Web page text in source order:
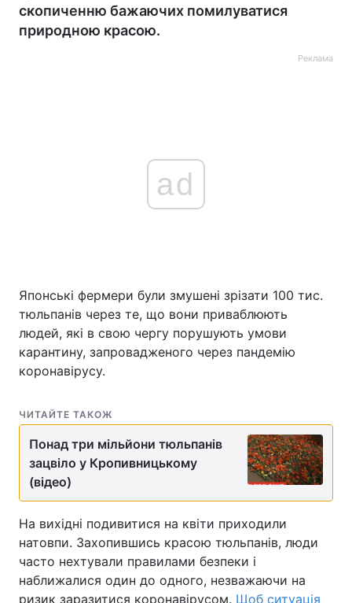
Головна Війна
Україна Політика
Спорт Наука
Техно і зв'язок
Зброя
Здоров'я Туризм
Цікавинки Погода
Екологія Регіони
скопиченню бажаючих помилуватися
природною красою.
Реклама
ad
Японські фермери були змушені зрізати 100 тис.
тюльпанів через те, що вони приваблюють
людей, які в свою чергу порушують умови
карантину, запровадженого через пандемію
коронавірусу.
ЧИТАЙТЕ ТАКОЖ
Понад три мільйони тюльпанів
зацвіло у Кропивницькому
(відео)
На вихідні подивитися на квіти приходили
натовпи. Захопившись красою тюльпанів, люди
часто нехтували правилами безпеки і
наближалися один до одного, незважаючи на
ризик заразитися коронавірусом. Щоб ситуація